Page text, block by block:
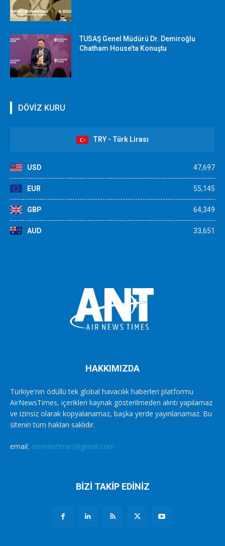
TUSAŞ Genel Müdürü Dr. Demiroğlu
Chatham House’ta Konuştu
DÖVİZ KURU
TRY - Türk Lirası
USD 47,697
EUR 55,145
GBP 64,349
AUD 33,651
HAKKIMIZDA
Türkiye'nin ödüllü tek global havacılık haberleri platformu
AirNewsTimes, içerikleri kaynak gösterilmeden alıntı yapılamaz
ve izinsiz olarak kopyalanamaz, başka yerde yayınlanamaz. Bu
sitenin tüm hakları saklıdır.
email: airnewstimes@gmail.com
BİZİ TAKİP EDİNİZ